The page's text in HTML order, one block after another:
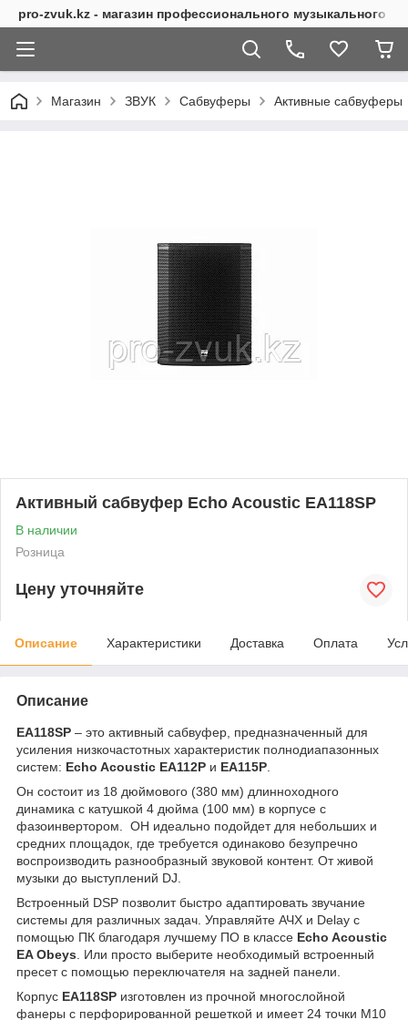
pro-zvuk.kz - магазин профессионального музыкального
Магазин ЗВУК Сабвуферы Активные сабвуферы
Активный сабвуфер Echo Acoustic EA118SP
В наличии
Розница
Цену уточняйте
Описание Характеристики Доставка Оплата
Описание
EA118SP – это активный сабвуфер, предназначенный для
усиления низкочастотных характеристик полнодиапазонных
систем: Echo Acoustic EA112P и EA115P
Он состоит из 18 дюймового (380 мм) длинноходного
динамика с катушкой 4 дюйма (100 мм) в корпусе с
фазоинвертором. ОН идеально подойдет для небольших и
средних площадок, где требуется одинаково безупречно
воспроизводить разнообразный звуковой контент. От живой
музыки до выступлений DJ.
Встроенный DSP позволит быстро адаптировать звучание
системы для различных задач. Управляйте АЧХ и Delay с
помощью ПК благодаря лучшему ПО в классе Echo Acoustic
EA Obeys . Или просто выберите необходимый встроенный
пресет с помощью переключателя на задней панели.
Корпус EA118SP изготовлен из прочной многослойной
фанеры с перфорированной решеткой и имеет 24 точки М10